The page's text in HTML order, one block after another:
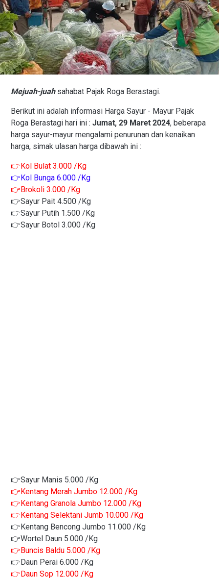
Mejuah-juah sahabat Pajak Roga Berastagi.
Berikut ini adalah informasi Harga Sayur - Mayur Pajak
Roga Berastagi hari ini : Jumat, 29 Maret 2024, beberapa
harga sayur-mayur mengalami penurunan dan kenaikan
harga, simak ulasan harga dibawah ini :
👉Kol Bulat 3.000 /Kg
👉Kol Bunga 6.000 /Kg
👉Brokoli 3.000 /Kg
👉Sayur Pait 4.500 /Kg
👉Sayur Putih 1.500 /Kg
👉Sayur Botol 3.000 /Kg
👉Sayur Manis 5.000 /Kg
👉Kentang Merah Jumbo 12.000 /Kg
👉Kentang Granola Jumbo 12.000 /Kg
👉Kentang Selektani Jumb 10.000 /Kg
👉Kentang Bencong Jumbo 11.000 /Kg
👉Wortel Daun 5.000 /Kg
👉Buncis Baldu 5.000 /Kg
👉Daun Perai 6.000 /Kg
👉Daun Sop 12.000 /Kg